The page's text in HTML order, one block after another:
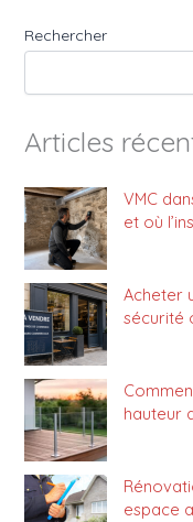
Rechercher
Articles
VMC
et où
Acheter
sécurité
hauteur
espace